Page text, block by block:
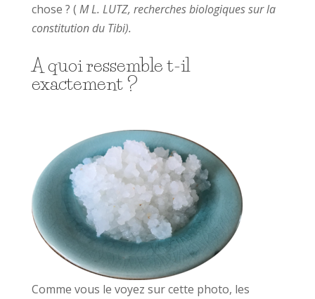
chose ? ( M L. LUTZ, recherches biologiques sur la
constitution du Tibi).
A quoi ressemble t-il
exactement ?
Comme vous le voyez sur cette photo, les